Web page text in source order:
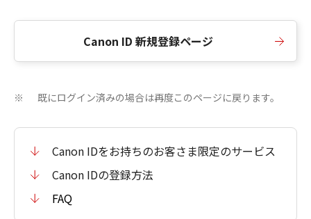
Canon ID 新規登録ページ
※ 既にログイン済みの場合は再度このページに戻ります。
Canon IDをお持ちのお客さま限定のサービス
Canon IDの登録方法
FAQ